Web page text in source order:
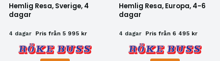
Hemlig Resa, Sverige, 4
dagar
4 dagar Pris från 5 995 kr
Hemlig Resa, Europa, 4-6
dagar
4 dagar Pris från 6 495 kr